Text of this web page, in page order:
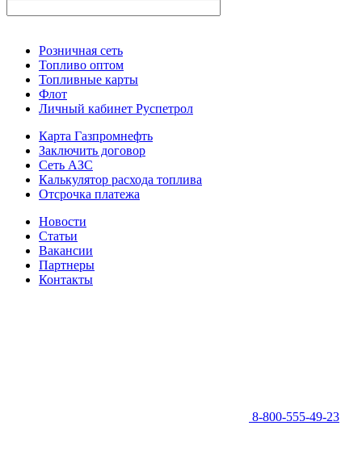
Розничная сеть
Топливо оптом
Топливные карты
Флот
Личный кабинет Руспетрол
Карта Газпромнефть
Заключить договор
Сеть АЗС
Калькулятор расхода топлива
Отсрочка платежа
Новости
Статьи
Вакансии
Партнеры
Контакты
8-800-555-49-23